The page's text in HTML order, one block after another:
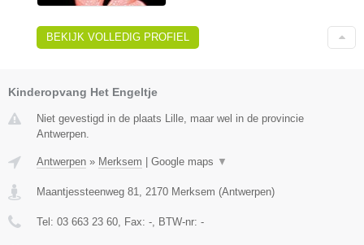
BEKIJK VOLLEDIG PROFIEL
Kinderopvang Het Engeltje
Niet gevestigd in de plaats Lille, maar wel in de provincie
Antwerpen.
Antwerpen » Merksem Google maps ▼
Maantjessteenweg 81, 2170 Merksem (Antwerpen)
Tel: 03 663 23 60, Fax: -, BTW-nr: -